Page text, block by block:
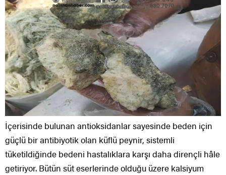
İçerisinde bulunan antioksidanlar sayesinde beden için
güçlü bir antibiyotik olan küflü peynir, sistemli
tüketildiğinde bedeni hastalıklara karşı daha dirençli hâle
getiriyor. Bütün süt eserlerinde olduğu üzere kalsiyum